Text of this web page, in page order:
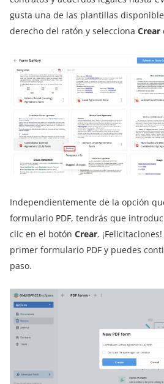
gusta una de las plantillas
derecho del ratón y selecciona Crear
Independientemente de la opción
formulario PDF, tendrás que
clic en el botón Crear.
primer formulario PDF y puedes
paso.